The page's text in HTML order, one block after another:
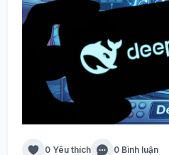
0 Yêu thích 0 Bình luận